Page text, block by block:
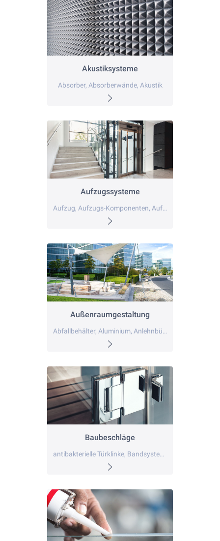
Akustiksysteme
Absorber, Absorberwände, Akustik
Aufzugssysteme
Aufzug, Aufzugs-Komponenten, Aufzugsanlagen
Außenraumgestaltung
Abfallbehälter, Aluminium, Anlehnbügel
Baubeschläge
antibakterielle Türklinke, Bandsysteme, barrierefreie Beschläge